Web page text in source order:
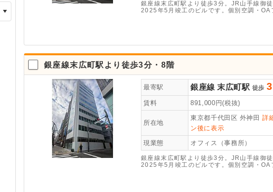
銀座線末広町駅より徒歩3分。JR山手線御
2025年5月竣工のビルです。個別空調・OA
銀座線末広町駅より徒歩3分・8階
最寄駅 銀座線 末広町駅 徒歩 3
賃料 891,000 円(税抜)
所在地
東京都千代田区 外神田詳
ン後に表示
現業態 オフィス（事務所）
銀座線末広町駅より徒歩3分。JR山手線御
2025年5月竣工のビルです。個別空調・OA